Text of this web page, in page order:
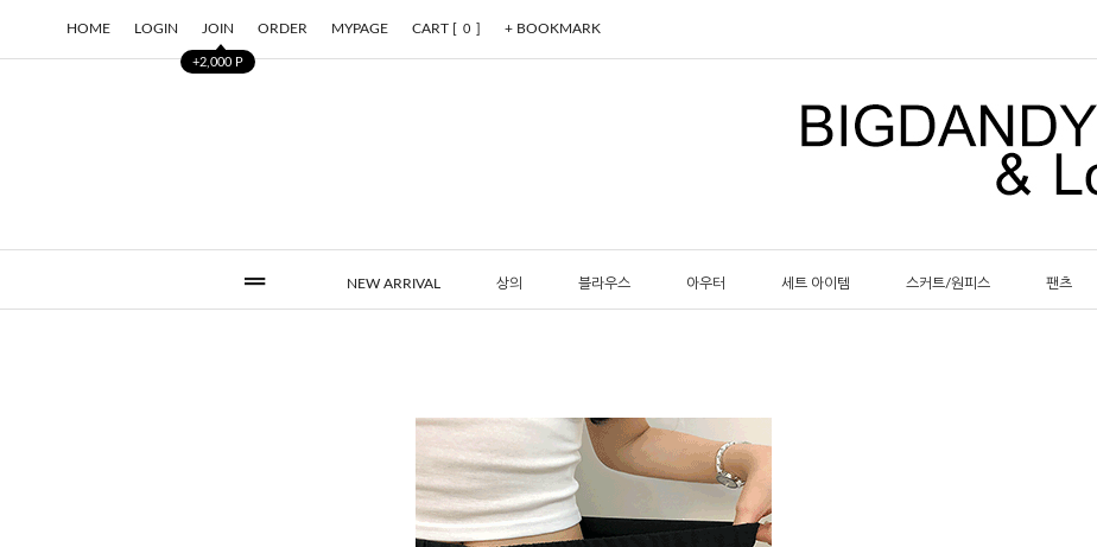
HOME LOGIN JOIN
+2,000 P
ORDER MYPAGE CART [ 0 ] + BOOKMARK
NEW ARRIVAL 상의 블라우스 아우터 세트 아이템 스커트/원피스 팬츠